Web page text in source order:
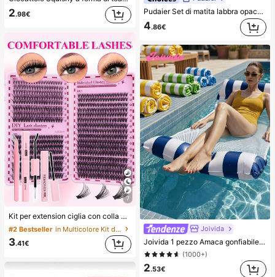
2.98€
7
Kit per extension ciglia con colla a doppia estremità/640 ciuffi di ciglia finte in visone sintetico fai-da-te, ricciatura D, spesse e soffici, lunghezze miste 8-16mm, illuminano gli occhi per ogni trucco. Scegli colla, rimuovitore, pinzette secondo necessità. Leggere, riutilizzabili ed economiche, adatte ai principianti per molte occasioni, estetiche
#2 Bestseller in Multicolore Kit di ciglia finte e adesivi
3.41€
Pudaier Set di matita labbra opaca e rossetto metallico - Crea un contorno stupefacente con la matita labbra opaca liscia e il rossetto metallico lussuoso per un bagliore radioso come un diamante - Strumenti di makeup essenziali per ottenere uno sguardo audace e di sé - Ottimo regalo per il Ringraziamento e il Natale
4.86€
Joivida
Joivida 1 pezzo Amaca gonfiabile da piscina con rete - Lettino per adulti a righe, adatto per vacanze, feste e relax, disponibile in rosa, giallo, bianco, verde, blu e altri colori, amaca da esterno, essenziale per spiaggia e piscina, ottimo per la fotografia
(1000+)
2.53€